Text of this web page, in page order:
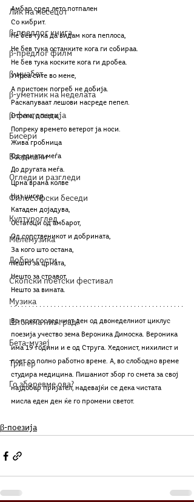
Лик на месецот
β-предлог книга
β-предлог филм
β-муабет
β-уметник на неделата
β-фактопедија
Бисери
Воздишки
Огледи и разгледи
Философски беседи
Културоглед
Мелемузика
Добри гости
Скопски поетски фестивал
Музика
Што има низ град?
Бета-музеј
Тригер
Го зборевме ова?
Амбар сред лето потпален
Со кибрит.
Не бев тука да видам кога пеплоса,
Не бев тука останките кога ги собираа.
Не бев тука коските кога ги дробеа.
Умреа сите во мене,
А пристоен погреб не добија.
Раскапуваат лешови насреде пепел.
Отсега, досега,
Попреку времето ветерот ја носи.
Жива гробница
Од едната меѓа
До другата меѓа.
Црна врана колве
Низ џигер,
Катаден дојадува,
Остатоци од амбарот,
Од сопственикот и добрината,
За кого што остана,
Нешто за црната,
Нешто за стравот,
Нешто за вината.
Во претпоследниот ден од двонеделниот циклус
поезија учество зема Вероника Димоска. Вероника
има 19 години и е од Струга. Хедонист, нихилист и
поет со полно работно време. А, во слободно време
студира медицина. Пишаниот збор го смета за свој
најдобар пријател, надевајќи се дека чистата
мисла еден ден ќе го промени светот.
β-поезија